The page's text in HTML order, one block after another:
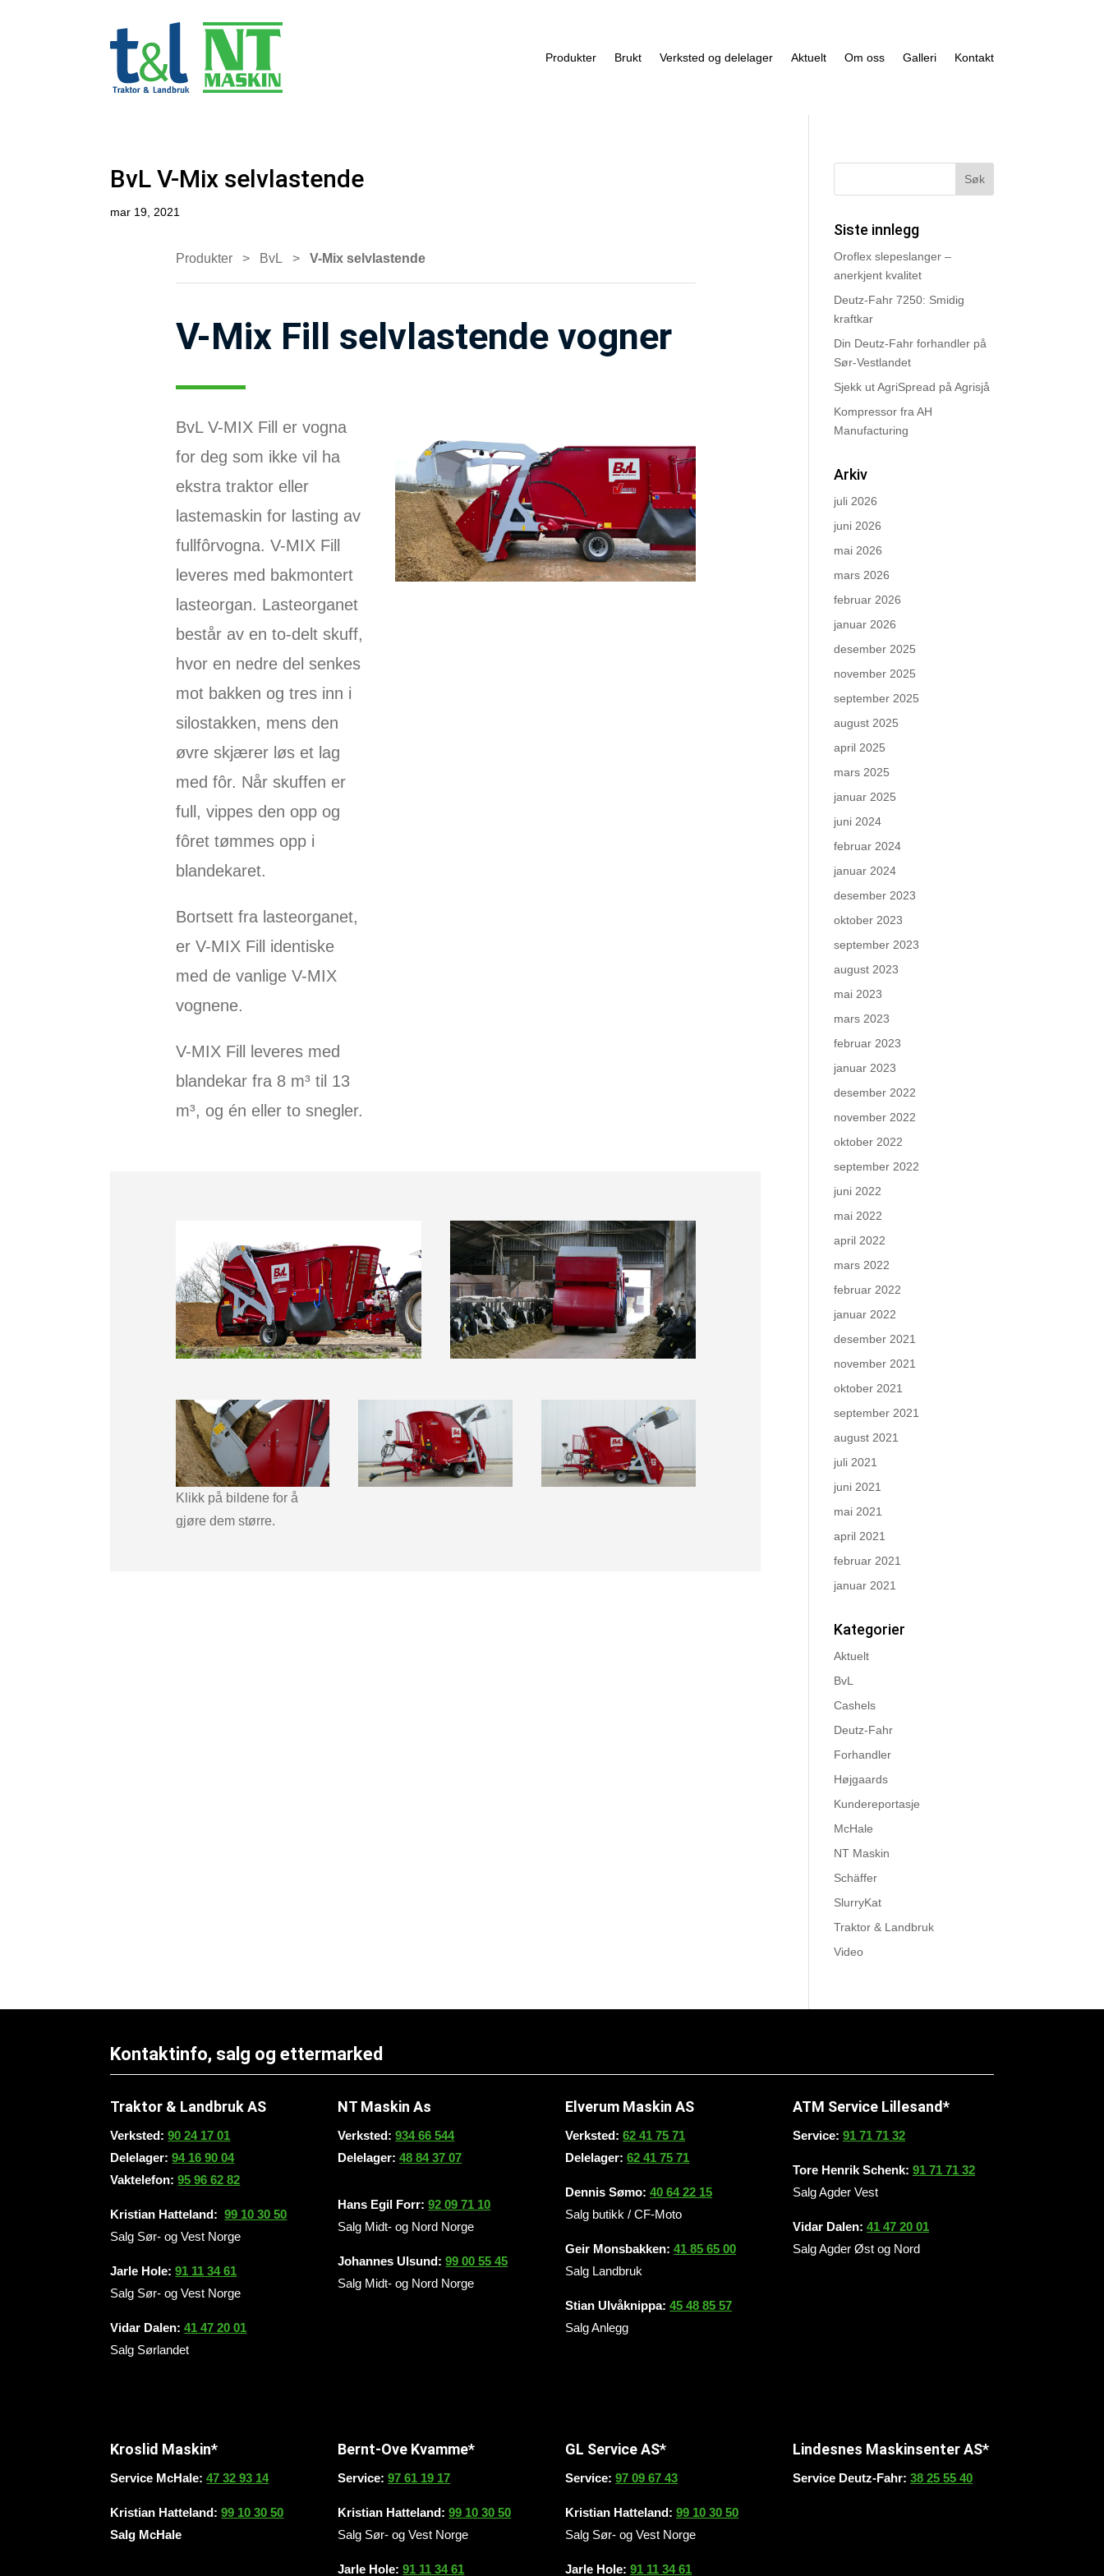
Produkter Brukt Verksted og delelager Aktuelt Om oss Galleri Kontakt
BvL V-Mix selvlastende
mar 19, 2021
Produkter> BvL > V-Mix selvlastende
V-Mix Fill selvlastende vogner
BvL V-MIX Fill er vogna
for deg som ikke vil ha
ekstra traktor eller
lastemaskin for lasting av
fullfôrvogna. V-MIX Fill
leveres med bakmontert
lasteorgan. Lasteorganet
består av en to-delt skuff,
hvor en nedre del senkes
mot bakken og tres inn i
silostakken, mens den
øvre skjærer løs et lag
med fôr. Når skuffen er
full, vippes den opp og
fôret tømmes opp i
blandekaret.
Bortsett fra lasteorganet,
er V-MIX Fill identiske
med de vanlige V-MIX
vognene.
V-MIX Fill leveres med
blandekar fra 8 m³ til 13
m³, og én eller to snegler.
Klikk på bildene for å
gjøre dem større.
Siste innlegg
Oroflex slepeslanger –
anerkjent kvalitet
Deutz-Fahr 7250: Smidig
kraftkar
Din Deutz-Fahr forhandler på
Sør-Vestlandet
Sjekk ut AgriSpread på Agrisjå
Kompressor fra AH
Manufacturing
Arkiv
juli 2026
juni 2026
mai 2026
mars 2026
februar 2026
januar 2026
desember 2025
november 2025
september 2025
august 2025
april 2025
mars 2025
januar 2025
juni 2024
februar 2024
januar 2024
desember 2023
oktober 2023
september 2023
august 2023
mai 2023
mars 2023
februar 2023
januar 2023
desember 2022
november 2022
oktober 2022
september 2022
juni 2022
mai 2022
april 2022
mars 2022
februar 2022
januar 2022
desember 2021
november 2021
oktober 2021
september 2021
august 2021
juli 2021
juni 2021
mai 2021
april 2021
februar 2021
januar 2021
Kategorier
Aktuelt
BvL
Cashels
Deutz-Fahr
Forhandler
Højgaards
Kundereportasje
McHale
NT Maskin
Schäffer
SlurryKat
Traktor & Landbruk
Video
Kontaktinfo, salg og ettermarked
Traktor & Landbruk AS
Verksted:90 24 17 01
Delelager:94 16 90 04
Vaktelefon:95 96 62 82
Kristian Hatteland: 99 10 30 50
Salg Sør- og Vest Norge
Jarle Hole: 91 11 34 61
Salg Sør- og Vest Norge
Vidar Dalen: 41 47 20 01
Salg Sørlandet
NT Maskin As
Verksted:934 66 544
Delelager:48 84 37 07
Hans Egil Forr:92 09 71 10
Salg Midt- og Nord Norge
Johannes Ulsund:99 00 55 45
Salg Midt- og Nord Norge
Elverum Maskin AS
Verksted:62 41 75 71
Delelager:62 41 75 71
Dennis Sømo:40 64 22 15
Salg butikk / CF-Moto
Geir Monsbakken:41 85 65 00
Salg Landbruk
Stian Ulvåknippa:45 48 85 57
Salg Anlegg
ATM Service Lillesand*
Service: 91 71 71 32
Tore Henrik Schenk: 91 71 71 32
Salg Agder Vest
Vidar Dalen: 41 47 20 01
Salg Agder Øst og Nord
Kroslid Maskin*
Service McHale:47 32 93 14
Kristian Hatteland:99 10 30 50
Salg McHale
Bernt-Ove Kvamme*
Service:97 61 19 17
Kristian Hatteland:99 10 30 50
Salg Sør- og Vest Norge
Jarle Hole:91 11 34 61
GL Service AS*
Service:97 09 67 43
Kristian Hatteland:99 10 30 50
Salg Sør- og Vest Norge
Jarle Hole:91 11 34 61
Lindesnes Maskinsenter AS*
Service Deutz-Fahr: 38 25 55 40